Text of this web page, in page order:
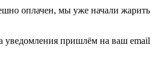
оплачен, мы уже начали жарить
уведомления пришлём на ваш email